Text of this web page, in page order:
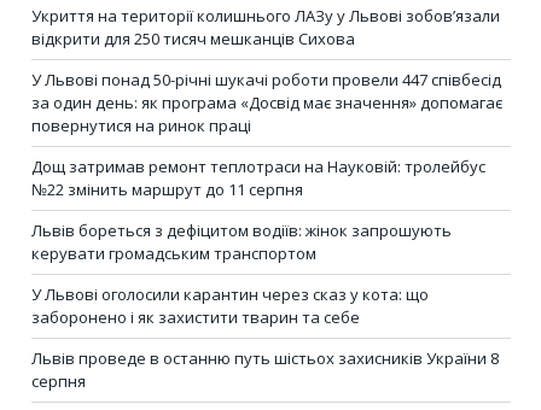
Укриття на території колишнього ЛАЗу у Львові зобов’язали
відкрити для 250 тисяч мешканців Сихова
У Львові понад 50-річні шукачі роботи провели 447 співбесід
за один день: як програма «Досвід має значення» допомагає
повернутися на ринок праці
Дощ затримав ремонт теплотраси на Науковій: тролейбус
№22 змінить маршрут до 11 серпня
Львів бореться з дефіцитом водіїв: жінок запрошують
керувати громадським транспортом
У Львові оголосили карантин через сказ у кота: що
заборонено і як захистити тварин та себе
Львів проведе в останню путь шістьох захисників України 8
серпня